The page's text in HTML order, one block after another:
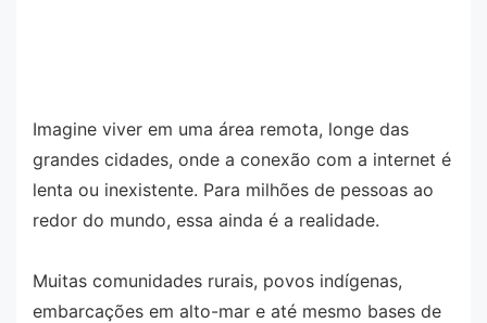
Imagine viver em uma área remota, longe das
grandes cidades, onde a conexão com a internet é
lenta ou inexistente. Para milhões de pessoas ao
redor do mundo, essa ainda é a realidade.
Muitas comunidades rurais, povos indígenas,
embarcações em alto-mar e até mesmo bases de